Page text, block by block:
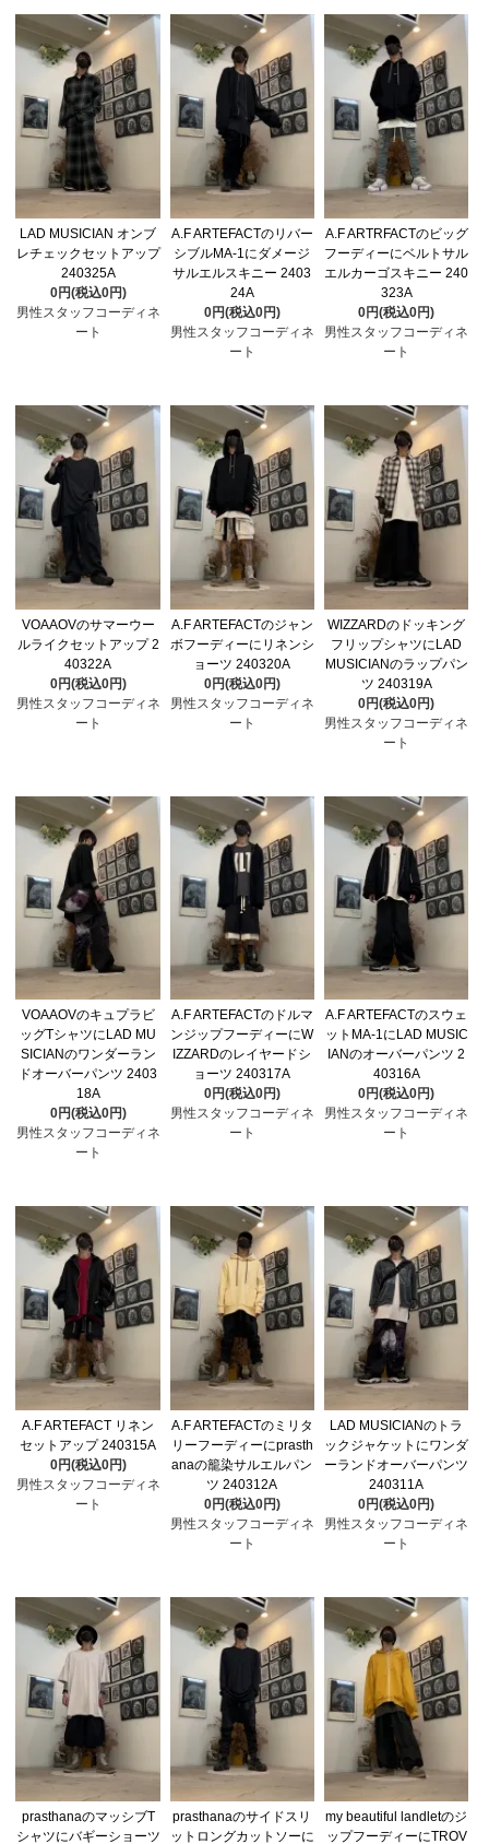
LAD MUSICIAN オンブ
レチェックセットアップ
240325A
0円(税込0円)
男性スタッフコーディネ
ート
A.F ARTEFACTのリバー
シブルMA-1にダメージ
サルエルスキニー 2403
24A
0円(税込0円)
男性スタッフコーディネ
ート
A.F ARTRFACTのビッグ
フーディーにベルトサル
エルカーゴスキニー 240
323A
0円(税込0円)
男性スタッフコーディネ
ート
VOAAOVのサマーウー
ルライクセットアップ 2
40322A
0円(税込0円)
男性スタッフコーディネ
ート
A.F ARTEFACTのジャン
ボフーディーにリネンシ
ョーツ 240320A
0円(税込0円)
男性スタッフコーディネ
ート
WIZZARDのドッキング
フリップシャツにLAD
MUSICIANのラップパン
ツ 240319A
0円(税込0円)
男性スタッフコーディネ
ート
VOAAOVのキュプラビ
ッグTシャツにLAD MU
SICIANのワンダーラン
ドオーバーパンツ 2403
18A
0円(税込0円)
男性スタッフコーディネ
ート
A.F ARTEFACTのドルマ
ンジップフーディーにW
IZZARDのレイヤードシ
ョーツ 240317A
0円(税込0円)
男性スタッフコーディネ
ート
A.F ARTEFACTのスウェ
ットMA-1にLAD MUSIC
IANのオーバーパンツ 2
40316A
0円(税込0円)
男性スタッフコーディネ
ート
A.F ARTEFACT リネン
セットアップ 240315A
0円(税込0円)
男性スタッフコーディネ
ート
A.F ARTEFACTのミリタ
リーフーディーにprasth
anaの籠染サルエルパン
ツ 240312A
0円(税込0円)
男性スタッフコーディネ
ート
LAD MUSICIANのトラ
ックジャケットにワンダ
ーランドオーバーパンツ
240311A
0円(税込0円)
男性スタッフコーディネ
ート
prasthanaのマッシブT
シャツにバギーショーツ
prasthanaのサイドスリ
ットロングカットソーに
my beautiful landletのジ
ップフーディーにTROV